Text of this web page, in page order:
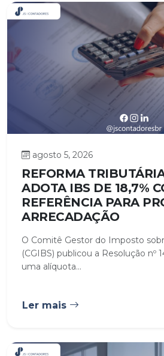
agosto 5, 2026
REFORMA
ADOTA IBS DE 18,7%
REFERÊNCIA PARA
ARRECADAÇÃO
O Comitê Gestor do Imposto
(CGIBS) publicou a Resolução nº
uma alíquota...
Ler mais